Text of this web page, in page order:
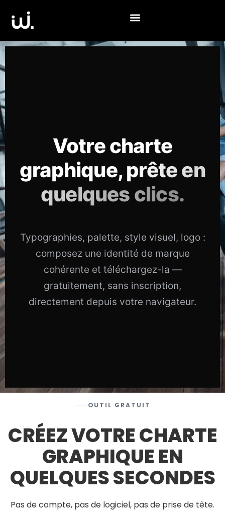
Votre charte
graphique,prête en
quelques clics.
Typographies, palette, style visuel, logo :
composez une identité de marque
cohérente et téléchargez-la —
gratuitement, sans inscription,
directement depuis votre navigateur.
OUTIL GRATUIT
CRÉEZ VOTRE CHARTE
GRAPHIQUE EN
QUELQUES SECONDES
Pas de compte, pas de logiciel, pas de prise de tête.